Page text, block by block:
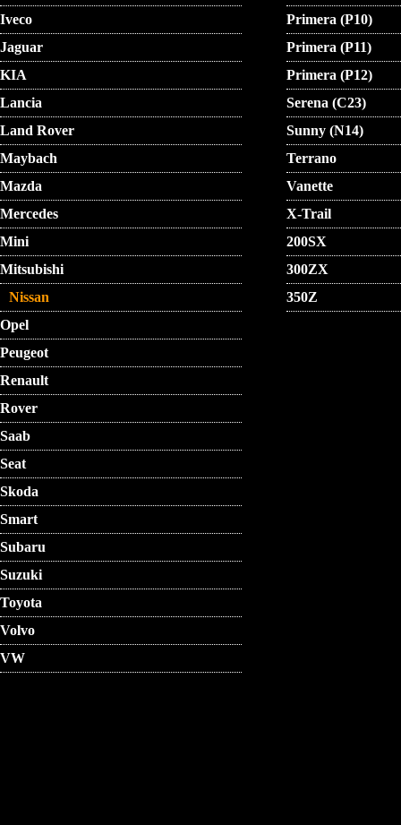
Iveco
Jaguar
KIA
Lancia
Land Rover
Maybach
Mazda
Mercedes
Mini
Mitsubishi
Nissan
Opel
Peugeot
Renault
Rover
Saab
Seat
Skoda
Smart
Subaru
Suzuki
Toyota
Volvo
VW
Primera (P10)
Primera (P11)
Primera (P12)
Serena (C23)
Sunny (N14)
Terrano
Vanette
X-Trail
200SX
300ZX
350Z